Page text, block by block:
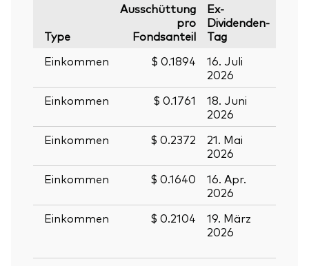
Zurück
Type
Ausschüttung
pro
Fondsanteil
Ex-
Dividenden-
Tag
Einkommen
$ 0.1894
16. Juli
2026
Einkommen
$ 0.1761
18. Juni
2026
Einkommen
$ 0.2372
21. Mai
2026
Einkommen
$ 0.1640
16. Apr.
2026
Einkommen
$ 0.2104
19. März
2026